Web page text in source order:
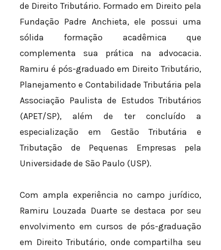
de Direito Tributário. Formado em Direito pela
Fundação Padre Anchieta, ele possui uma
sólida formação acadêmica que
complementa sua prática na advocacia.
Ramiru é pós-graduado em Direito Tributário,
Planejamento e Contabilidade Tributária pela
Associação Paulista de Estudos Tributários
(APET/SP), além de ter concluído a
especialização em Gestão Tributária e
Tributação de Pequenas Empresas pela
Universidade de São Paulo (USP).
Com ampla experiência no campo jurídico,
Ramiru Louzada Duarte se destaca por seu
envolvimento em cursos de pós-graduação
em Direito Tributário, onde compartilha seu